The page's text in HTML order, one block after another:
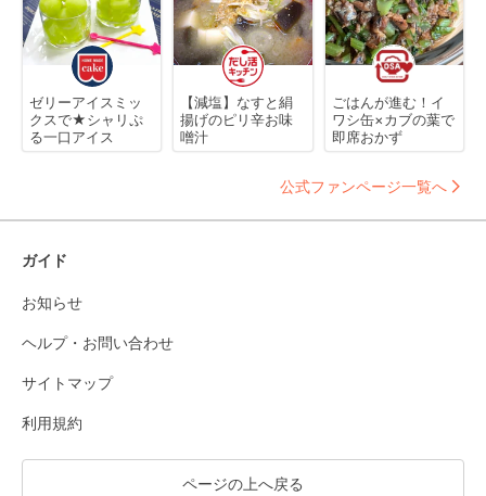
ゼリーアイスミッ
クスで★シャリぷ
る一口アイス
【減塩】なすと絹
揚げのピリ辛お味
噌汁
ごはんが進む！イ
ワシ缶×カブの葉で
即席おかず
公式ファンページ一覧へ
ガイド
お知らせ
ヘルプ・お問い合わせ
サイトマップ
利用規約
ページの上へ戻る